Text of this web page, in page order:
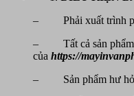
– Phải xuất trình
– Tất cả sản phẩm
của https://
– Sản phẩm hư